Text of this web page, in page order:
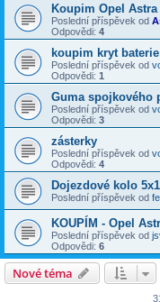
Koupim Opel Astra
Poslední příspěvek od
Odpovědi: 4
koupim kryt
Poslední příspěvek od
Odpovědi: 1
Guma spojkového
Poslední příspěvek od
Odpovědi: 3
zásterky
Poslední příspěvek od
Odpovědi: 4
Dojezdové kolo
Poslední příspěvek od
KOUPÍM - Opel
Poslední příspěvek od
Odpovědi: 6
Nové téma